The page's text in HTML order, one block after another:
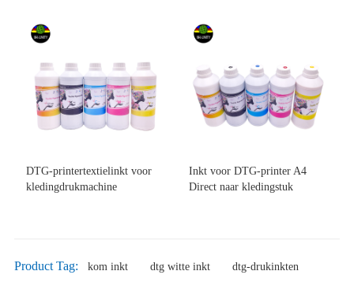
DTG-printertextielinkt voor
kledingdrukmachine
Inkt voor DTG-printer A4
Direct naar kledingstuk
Product Tag: kom inkt dtg witte inkt dtg-drukinkten